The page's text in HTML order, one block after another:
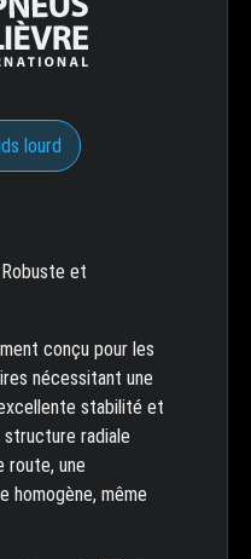
lourd
et
conçu pour les
nécessitant une
stabilité et
structure radiale
route, une
homogène, même